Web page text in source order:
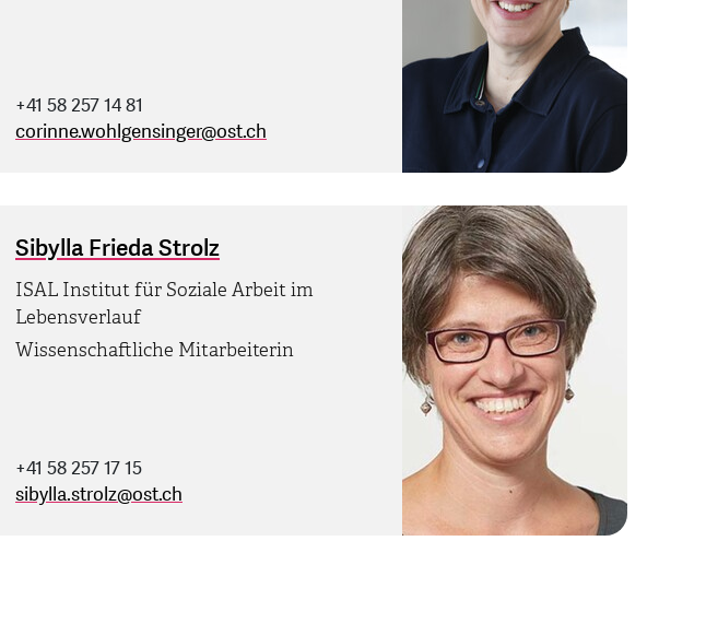
+41 58 257 14 81
corinne.wohlgensinger@ost.ch
Sibylla Frieda Strolz
ISAL Institut für Soziale Arbeit im
Lebensverlauf
Wissenschaftliche Mitarbeiterin
+41 58 257 17 15
sibylla.strolz@ost.ch